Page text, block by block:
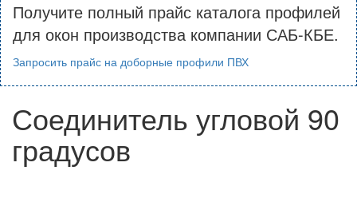
Получите полный прайс каталога профилей
для окон производства компании САБ-КБЕ.
Запросить прайс на доборные профили ПВХ
Соединитель угловой 90
градусов